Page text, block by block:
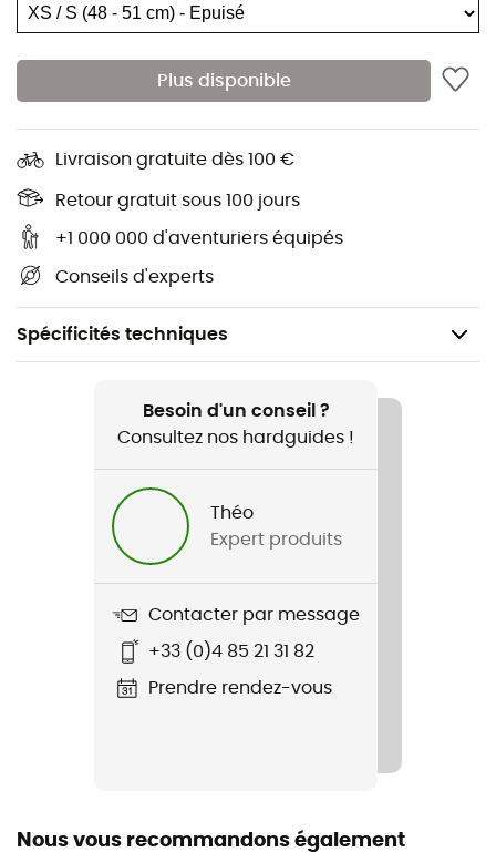
Plus disponible
Livraison gratuite dès 100 €
Retour gratuit sous 100 jours
+1 000 000 d'aventuriers équipés
Conseils d'experts
Spécificités techniques
Ski alpin / Ski / Snowboard / Ski freeride
Nom du produit
Scarabeo Elemento
Besoin d'un conseil ?
Consultez nos hardguides !
Théo
Expert produits
Contacter par message
+33 (0)4 85 21 31 82
Prendre rendez-vous
Nous vous recommandons également